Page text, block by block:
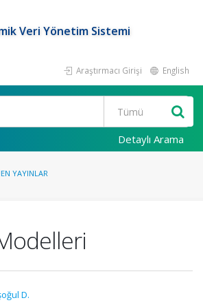
Veri Yönetim Sistemi
Araştırmacı Girişi English
Detaylı Arama
YAYINLAR
D.